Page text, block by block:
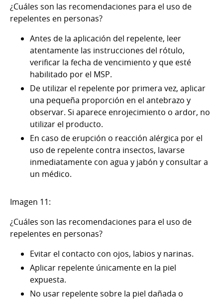
¿Cuáles son las recomendaciones para el uso de
repelentes en personas?
Antes de la aplicación del repelente, leer
atentamente las instrucciones del rótulo,
verificar la fecha de vencimiento y que esté
habilitado por el MSP.
De utilizar el repelente por primera vez, aplicar
una pequeña proporción en el antebrazo y
observar. Si aparece enrojecimiento o ardor, no
utilizar el producto.
En caso de erupción o reacción alérgica por el
uso de repelente contra insectos, lavarse
inmediatamente con agua y jabón y consultar a
un médico.
Imagen 11:
¿Cuáles son las recomendaciones para el uso de
repelentes en personas?
Evitar el contacto con ojos, labios y narinas.
Aplicar repelente únicamente en la piel
expuesta.
No usar repelente sobre la piel dañada o